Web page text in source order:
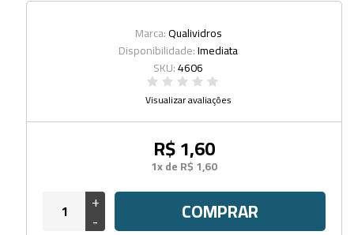
Marca:Qualividros
Disponibilidade:Imediata
SKU:4606
Visualizar avaliações
R$ 1,60
1x de R$ 1,60
+
- COMPRAR